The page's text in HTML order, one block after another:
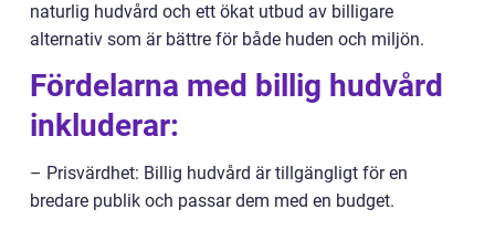
naturlig hudvård och ett ökat utbud av billigare
alternativ som är bättre för både huden och miljön.
Fördelarna med billig hudvård
inkluderar:
– Prisvärdhet: Billig hudvård är tillgängligt för en
bredare publik och passar dem med en budget.